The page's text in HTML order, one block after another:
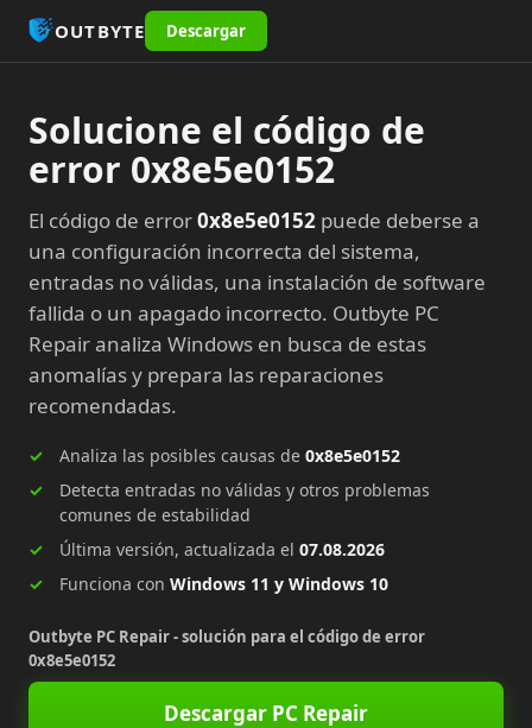
OUTBYTE Descargar
Solucione el código de
error 0x8e5e0152
El código de error0x8e5e0152 puede deberse a
una configuración incorrecta del sistema,
entradas no válidas, una instalación de software
fallida o un apagado incorrecto. Outbyte PC
Repair analiza Windows en busca de estas
anomalías y prepara las reparaciones
recomendadas.
Analiza las posibles causas de 0x8e5e0152
Detecta entradas no válidas y otros problemas
comunes de estabilidad
Última versión, actualizada el 07.08.2026
Funciona con Windows 11 y Windows 10
Outbyte PC Repair - solución para el código de error
0x8e5e0152
Descargar PC Repair